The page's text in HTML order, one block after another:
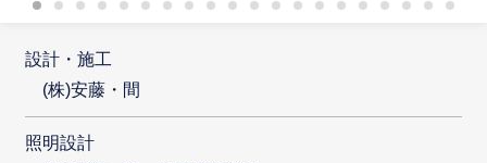
設計・施工
(株)安藤・間
照明設計